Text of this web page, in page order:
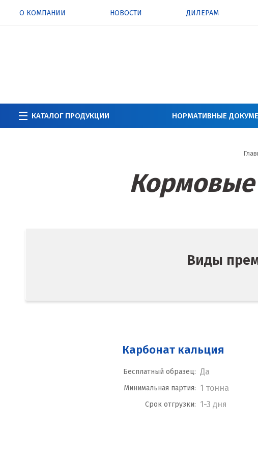
О КОМПАНИИ НОВОСТИ ДИЛЕРАМ
КАТАЛОГ ПРОДУКЦИИ НОРМАТИВНЫЕ
Виды
Карбонат кальция
Бесплатный образец: Да
Минимальная партия: 1 тонна
Срок отгрузки: 1-3 дня